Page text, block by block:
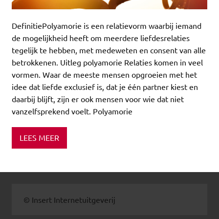
DefinitiePolyamorie is een relatievorm waarbij iemand
de mogelijkheid heeft om meerdere liefdesrelaties
tegelijk te hebben, met medeweten en consent van alle
betrokkenen. Uitleg polyamorie Relaties komen in veel
vormen. Waar de meeste mensen opgroeien met het
idee dat liefde exclusief is, dat je één partner kiest en
daarbij blijft, zijn er ook mensen voor wie dat niet
vanzelfsprekend voelt. Polyamorie
LEES MEER
© Insert Internetuitgeverij